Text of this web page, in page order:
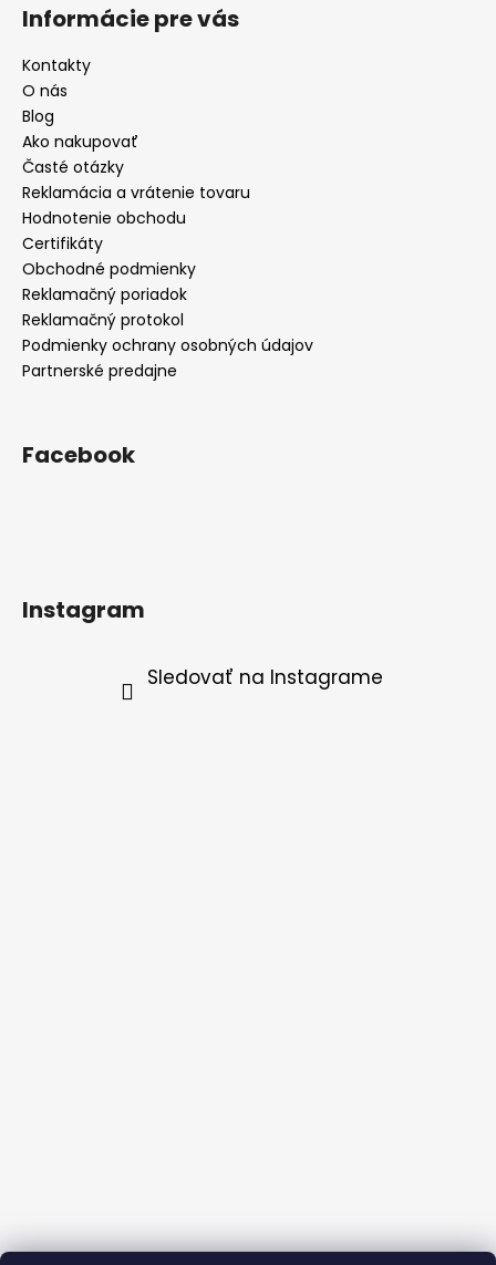
Informácie pre vás
Kontakty
O nás
Blog
Ako nakupovať
Časté otázky
Reklamácia a vrátenie tovaru
Hodnotenie obchodu
Certifikáty
Obchodné podmienky
Reklamačný poriadok
Reklamačný protokol
Podmienky ochrany osobných údajov
Partnerské predajne
Facebook
Instagram
Sledovať na Instagrame